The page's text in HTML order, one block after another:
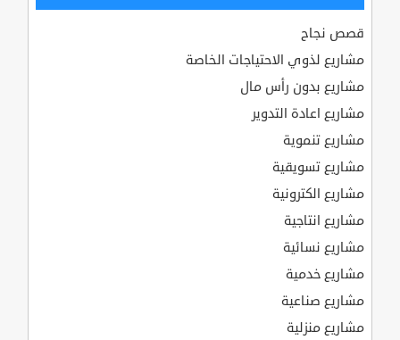
قصص نجاح
مشاريع لذوي الاحتياجات الخاصة
مشاريع بدون رأس مال
مشاريع اعادة التدوير
مشاريع تنموية
مشاريع تسويقية
مشاريع الكترونية
مشاريع انتاجية
مشاريع نسائية
مشاريع خدمية
مشاريع صناعية
مشاريع منزلية